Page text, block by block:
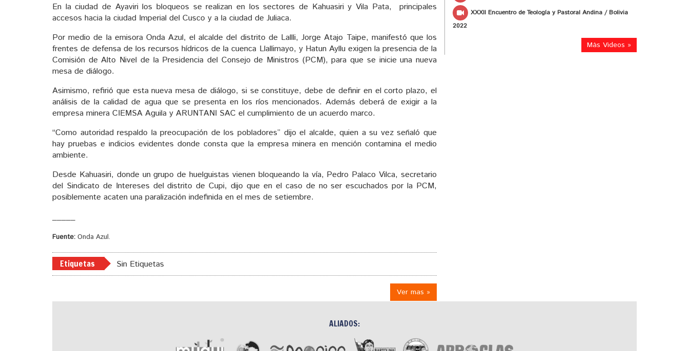
En la ciudad de Ayaviri los bloqueos se realizan en los sectores de Kahuasiri y Vila Pata, principales
accesos hacia la ciudad Imperial del Cusco y a la ciudad de Juliaca.
Por medio de la emisora Onda Azul, el alcalde del distrito de Lallli, Jorge Atajo Taipe, manifestó que los
frentes de defensa de los recursos hídricos de la cuenca Llallimayo, y Hatun Ayllu exigen la presencia de la
Comisión de Alto Nivel de la Presidencia del Consejo de Ministros (PCM), para que se inicie una nueva
mesa de diálogo.
Asimismo, refirió que esta nueva mesa de diálogo, si se constituye, debe de definir en el corto plazo, el
análisis de la calidad de agua que se presenta en los ríos mencionados. Además deberá de exigir a la
empresa minera CIEMSA Aguila y ARUNTANI SAC el cumplimiento de un acuerdo marco.
“Como autoridad respaldo la preocupación de los pobladores” dijo el alcalde, quien a su vez señaló que
hay pruebas e indicios evidentes donde consta que la empresa minera en mención contamina el medio
ambiente.
Desde Kahuasiri, donde un grupo de huelguistas vienen bloqueando la vía, Pedro Palaco Vilca, secretario
del Sindicato de Intereses del distrito de Cupi, dijo que en el caso de no ser escuchados por la PCM,
posiblemente acaten una paralización indefinida en el mes de setiembre.
Fuente: Onda Azul.
Etiquetas Sin Etiquetas
Ver mas »
XXXII Encuentro de Teología y Pastoral Andina / Bolivia
2022
Más Videos »
ALIADOS: